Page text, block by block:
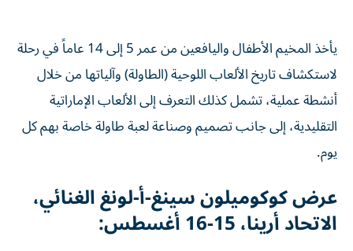
يأخذ المخيم الأطفال واليافعين من عمر 5 إلى 14 عاماً في رحلة
لاستكشاف تاريخ الألعاب اللوحية (الطاولة) وآلياتها من خلال
أنشطة عملية، تشمل كذلك التعرف إلى الألعاب الإماراتية
التقليدية، إلى جانب تصميم وصناعة لعبة طاولة خاصة بهم كل
يوم.
عرض كوكوميلون سينغ-أ-لونغ الغنائي،
الاتحاد أرينا، 15-16 أغسطس: